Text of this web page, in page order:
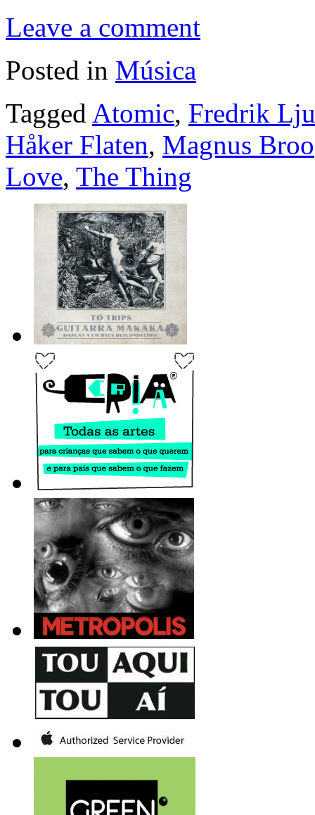
Leave a comment
Posted in Música
Tagged Atomic, Fredrik
Håker Flaten, Magnus Broo
Love, The Thing